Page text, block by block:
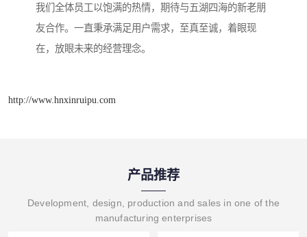
我们全体员工以饱满的热情，期待与五湖四海的新老朋
友合作。一直秉承满足用户需求，至真至诚，着眼现
在，放眼未来的经营理念。
http://www.hnxinruipu.com
产品推荐
Development, design, production and sales in one of the
manufacturing enterprises